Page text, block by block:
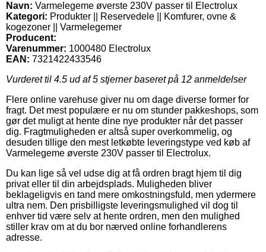
Navn: Varmelegeme øverste 230V passer til Electrolux
Kategori: Produkter || Reservedele || Komfurer, ovne &
kogezoner || Varmelegemer
Producent:
Varenummer: 1000480 Electrolux
EAN: 7321422433546
Vurderet til 4.5 ud af 5 stjerner baseret på 12 anmeldelser
Flere online varehuse giver nu om dage diverse former for
fragt. Det mest populære er nu om stunder pakkeshops, som
gør det muligt at hente dine nye produkter når det passer
dig. Fragtmuligheden er altså super overkommelig, og
desuden tillige den mest letkøbte leveringstype ved køb af
Varmelegeme øverste 230V passer til Electrolux.
Du kan lige så vel udse dig at få ordren bragt hjem til dig
privat eller til din arbejdsplads. Muligheden bliver
beklageligvis en tand mere omkostningsfuld, men ydermere
ultra nem. Den prisbilligste leveringsmulighed vil dog til
enhver tid være selv at hente ordren, men den mulighed
stiller krav om at du bor nærved online forhandlerens
adresse.